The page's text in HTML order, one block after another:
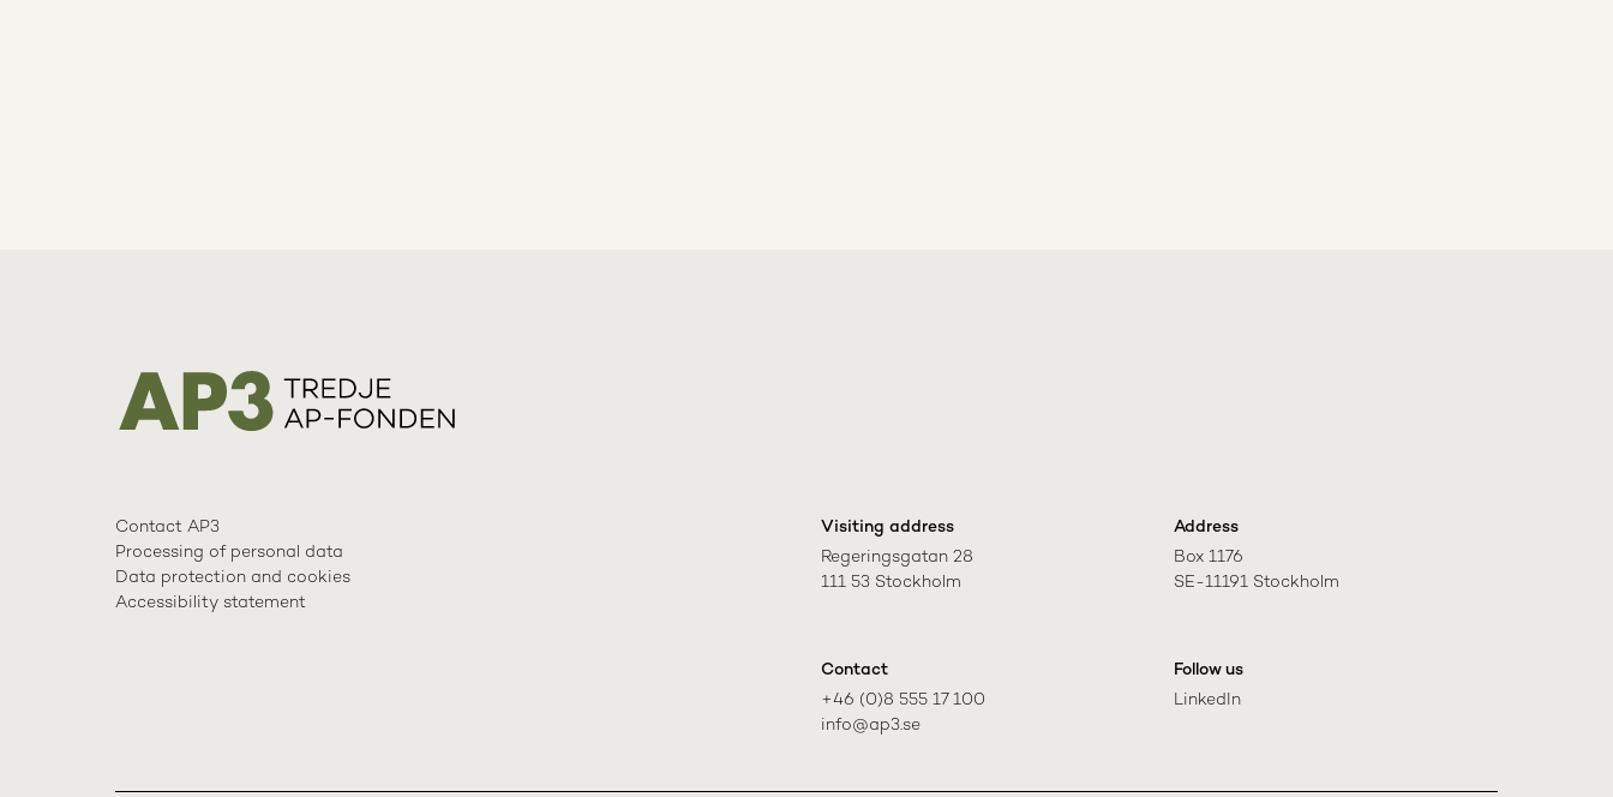
Contact AP3
Processing of personal data
Data protection and cookies
Accessibility statement
Visiting address
Regeringsgatan 28
111 53 Stockholm
Address
Box 1176
SE-11191 Stockholm
Contact
+46 (0)8 555 17 100
info@ap3.se
Follow us
LinkedIn